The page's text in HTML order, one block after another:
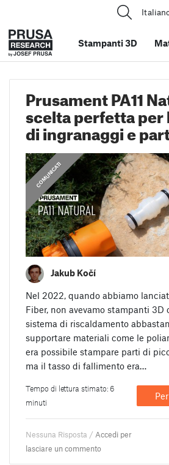
Stampanti 3D
Prusament PA11
scelta perfetta per
di ingranaggi e
COMUNICATI
Jakub Kočí
Nel 2022, quando abbiamo
Fiber, non avevamo stampanti 3D
sistema di riscaldamento
supportare materiali come le
era possibile stampare parti di
ma il tasso di fallimento era…
Tempo di lettura stimato: 6
minuti
Nessuna Risposta / Accedi per
lasciare un commento